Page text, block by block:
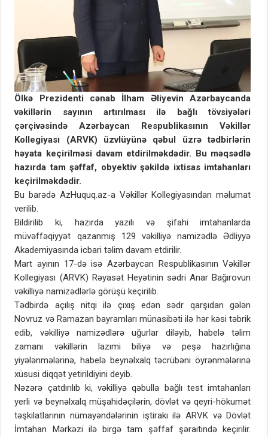
Ölkə Prezidenti cənab İlham Əliyevin Azərbaycanda
vəkillərin sayının artırılması ilə bağlı tövsiyələri
çərçivəsində Azərbaycan Respublikasının Vəkillər
Kollegiyası (ARVK) üzvlüyünə qəbul üzrə tədbirlərin
həyata keçirilməsi davam etdirilməkdədir. Bu məqsədlə
hazırda tam şəffaf, obyektiv şəkildə ixtisas imtahanları
keçirilməkdədir.
Bu barədə AzHuquq.az-a Vəkillər Kollegiyasından məlumat
verilib.
Bildirilib ki, hazırda yazılı və şifahi imtahanlarda
müvəffəqiyyət qazanmış 129 vəkilliyə namizədlə Ədliyyə
Akademiyasında icbari təlim davam etdirilir.
Mart ayının 17-də isə Azərbaycan Respublikasının Vəkillər
Kollegiyası (ARVK) Rəyasət Heyətinin sədri Anar Bağırovun
vəkilliyə namizədlərlə görüşü keçirilib.
Tədbirdə açılış nitqi ilə çıxış edən sədr qarşıdan gələn
Novruz və Ramazan bayramları münasibəti ilə hər kəsi təbrik
edib, vəkilliyə namizədlərə uğurlar diləyib, habelə təlim
zamanı vəkillərin lazımi biliyə və peşə hazırlığına
yiyələnmələrinə, habelə beynəlxalq təcrübəni öyrənmələrinə
xüsusi diqqət yetirildiyini deyib.
Nəzərə çatdırılıb ki, vəkilliyə qəbulla bağlı test imtahanları
yerli və beynəlxalq müşahidəçilərin, dövlət və qeyri-hökumət
təşkilatlarının nümayəndələrinin iştirakı ilə ARVK və Dövlət
İmtahan Mərkəzi ilə birgə tam şəffaf şəraitində keçirilir.